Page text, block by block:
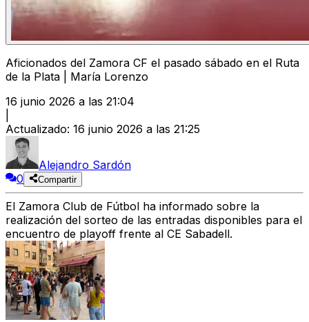
Aficionados del Zamora CF el pasado sábado en el Ruta
de la Plata | María Lorenzo
16 junio 2026 a las 21:04
Actualizado: 16 junio 2026 a las 21:25
Alejandro Sardón
0
Compartir
El Zamora Club de Fútbol ha informado sobre la
realización del sorteo de las entradas disponibles para el
encuentro de playoff frente al CE Sabadell.